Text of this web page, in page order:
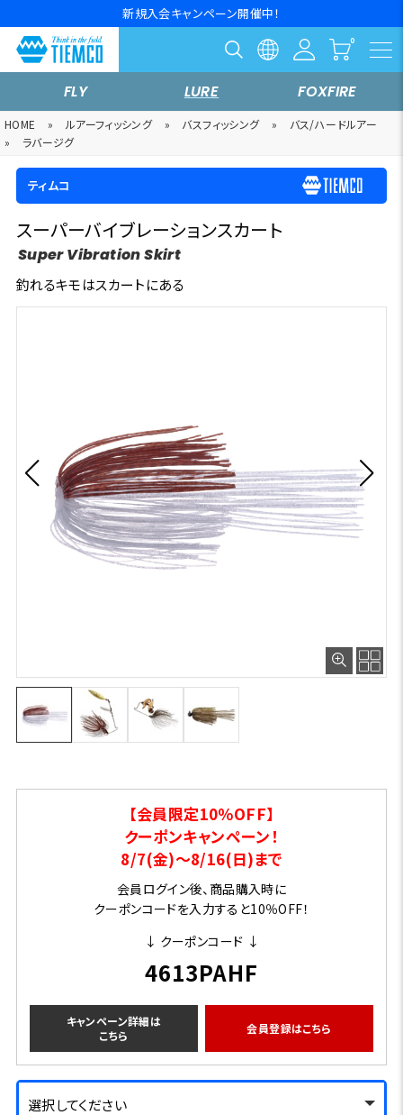
新規入会キャンペーン開催中！
FLY LURE FOXFIRE
HOME » ルアーフィッシング » バスフィッシング »
バス/ハードルアー
»
ラバージグ
ティムコ
スーパーバイブレーションスカート
Super Vibration Skirt
釣れるキモはスカートにある
【会員限定10％OFF】
クーポンキャンペーン！
8/7(金)～8/16(日)まで
会員ログイン後、商品購入時に
クーポンコードを入力すると10％OFF！
↓ クーポンコード ↓
4613PAHF
キャンペーン詳細は
こちら
会員登録はこちら
選択してください